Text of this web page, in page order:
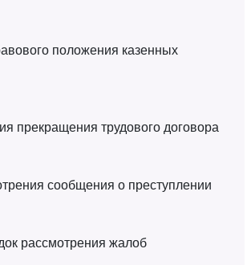
положения казенных
прекращения трудового договора
сообщения о преступлении
рассмотрения жалоб